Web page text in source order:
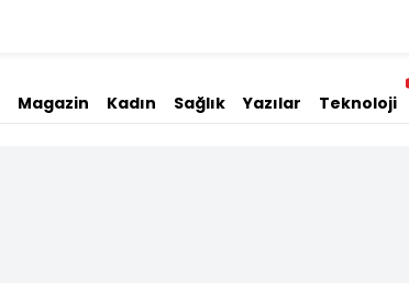
Magazin Kadın Sağlık Yazılar Teknoloji